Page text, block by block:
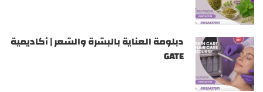
دبلومة العناية بالبشرة والشعر | أكاديمية
GATE